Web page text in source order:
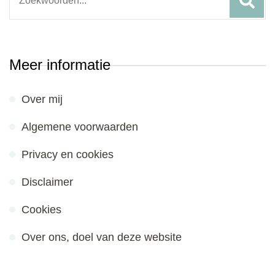
Meer informatie
Over mij
Algemene voorwaarden
Privacy en cookies
Disclaimer
Cookies
Over ons, doel van deze website